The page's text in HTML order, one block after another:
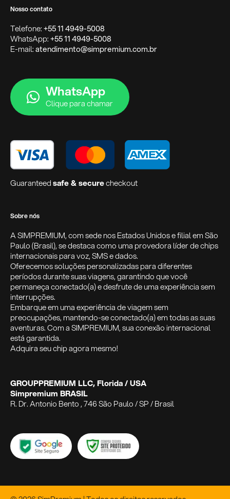
Nosso contato
Telefone:+55 11 4949-5008
WhatsApp:+55 11 4949-5008
E-mail:atendimento@simpremium.com.br
WhatsApp
Clique para chamar
Guaranteedsafe & securecheckout
Sobre nós
A SIMPREMIUM, com sede nos Estados Unidos e filial em São
Paulo (Brasil), se destaca como uma provedora líder de chips
internacionais para voz, SMS e dados.
Oferecemos soluções personalizadas para diferentes
períodos durante suas viagens, garantindo que você
permaneça conectado(a) e desfrute de uma experiência sem
interrupções.
Embarque em uma experiência de viagem sem
preocupações, mantendo-se conectado(a) em todas as suas
aventuras. Com a SIMPREMIUM, sua conexão internacional
está garantida.
Adquira seu chip agora mesmo!
GROUPPREMIUM LLC, Florida / USA
Simpremium BRASIL
R. Dr. Antonio Bento , 746 São Paulo / SP / Brasil